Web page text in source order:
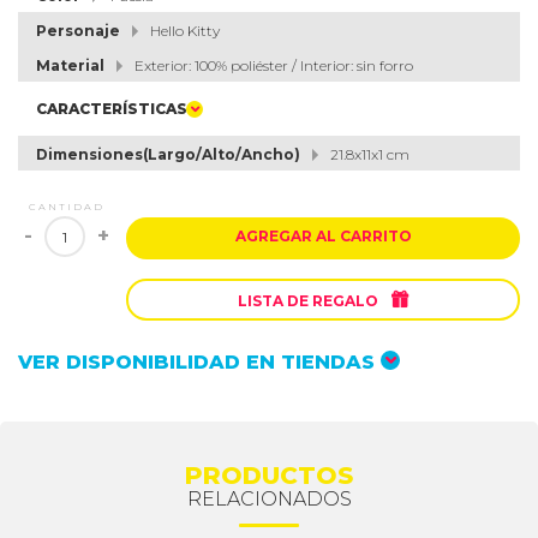
Personaje
Hello Kitty
Material
Exterior: 100% poliéster / Interior: sin forro
CARACTERÍSTICAS
Dimensiones(Largo/Alto/Ancho) 21.8x11x1 cm
CANTIDAD
- + AGREGAR AL CARRITO
LISTA DE REGALO 
VER DISPONIBILIDAD EN TIENDAS
PRODUCTOS
RELACIONADOS